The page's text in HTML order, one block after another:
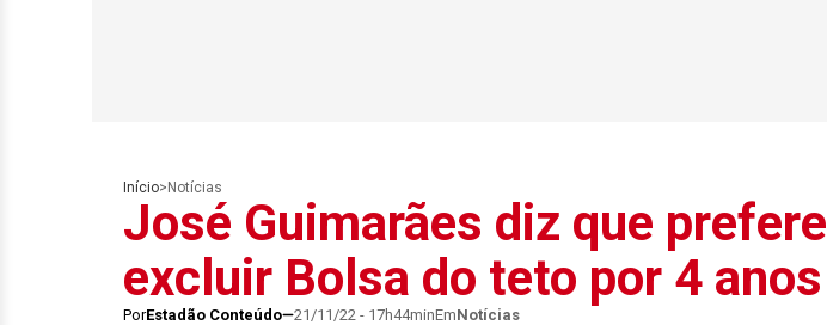
Início> Notícias
José Guimarães diz que prefere
excluir Bolsa do teto por 4 anos
PorEstadão Conteúdo 21/11/22 - 17h44minEmNotícias